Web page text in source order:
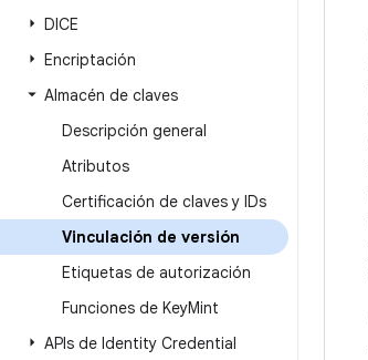
DICE
Encriptación
Almacén de claves
Descripción general
Atributos
Certificación de claves y IDs
Vinculación de versión
Etiquetas de autorización
Funciones de KeyMint
APIs de Identity Credential